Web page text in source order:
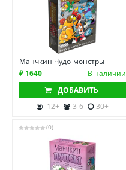
Манчкин Чудо-монстры
₽ 1640
В наличии
ДОБАВИТЬ
12+
3-6 30+
(0)